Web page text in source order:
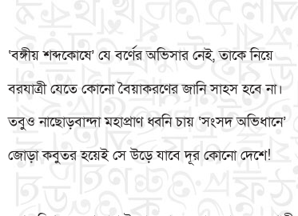
‘বঙ্গীয় শব্দকোষে’ যে বর্ণের অভিসার নেই, তাকে নিয়ে
বরযাত্রী যেতে কোনো বৈয়াকরণের জানি সাহস হবে না।
তবুও নাছোড়বান্দা মহাপ্রাণ ধ্বনি চায় ‘সংসদ অভিধানে’
জোড়া কবুতর হয়েই সে উড়ে যাবে দূর কোনো দেশে!